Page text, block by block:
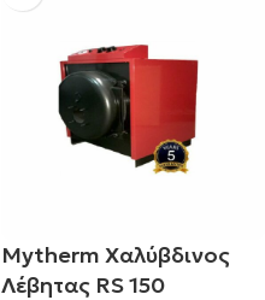
Mytherm Χαλύβδινος
Λέβητας RS 150